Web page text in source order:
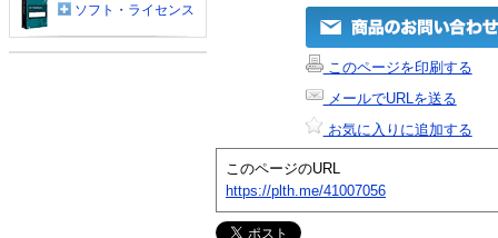
このページを印刷する
メールでURLを送る
お気に入りに追加する
このページのURL
https://plth.me/41007056
ソフト・ライセンス